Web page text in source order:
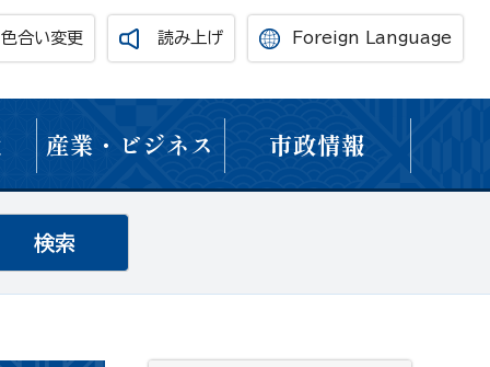
色合い変更 読み上げ Foreign Language
産業・ビジネス 市政情報